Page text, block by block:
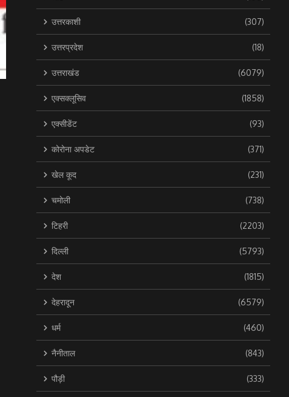
उत्तरकाशी (307)
उत्तरप्रदेश (18)
उत्तराखंड (6079)
एक्सक्लूसिव (1858)
एक्सीडेंट (93)
कोरोना अपडेट (371)
खेल कूद (231)
चमोली (738)
टिहरी (2203)
दिल्ली (5793)
देश (1815)
देहरादून (6579)
धर्म (460)
नैनीताल (843)
पौड़ी (333)